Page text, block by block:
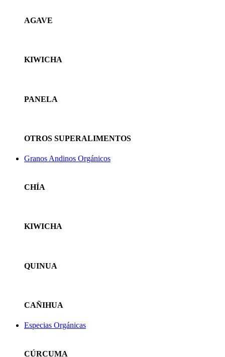
AGAVE
KIWICHA
PANELA
OTROS SUPERALIMENTOS
Granos Andinos Orgánicos
CHÍA
KIWICHA
QUINUA
CAÑIHUA
Especias Orgánicas
CÚRCUMA